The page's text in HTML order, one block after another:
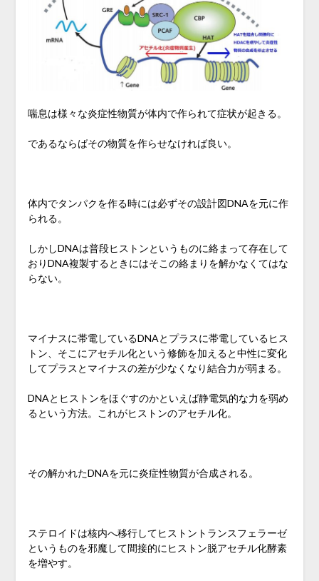
喘息は様々な炎症性物質が体内で作られて症状が起きる。
であるならばその物質を作らせなければ良い。
体内でタンパクを作る時には必ずその設計図DNAを元に作
られる。
しかしDNAは普段ヒストンというものに絡まって存在して
おりDNA複製するときにはそこの絡まりを解かなくてはな
らない。
マイナスに帯電しているDNAとプラスに帯電しているヒス
トン、そこにアセチル化という修飾を加えると中性に変化
してプラスとマイナスの差が少なくなり結合力が弱まる。
DNAとヒストンをほぐすのかといえば静電気的な力を弱め
るという方法。これがヒストンのアセチル化。
その解かれたDNAを元に炎症性物質が合成される。
ステロイドは核内へ移行してヒストントランスフェラーゼ
というものを邪魔して間接的にヒストン脱アセチル化酵素
を増やす。